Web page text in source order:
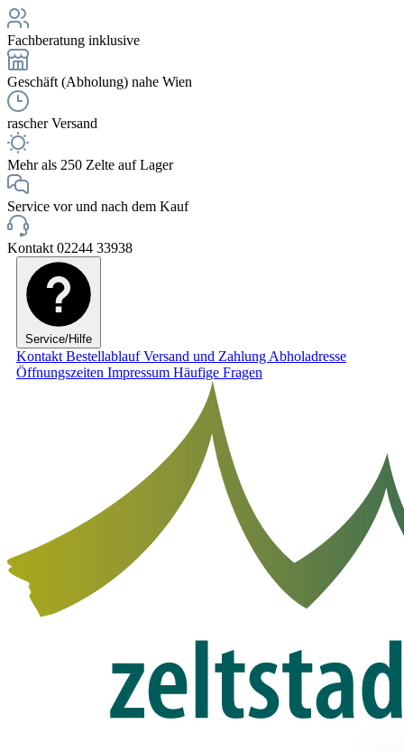
Fachberatung inklusive
Geschäft (Abholung) nahe Wien
rascher Versand
Mehr als 250 Zelte auf Lager
Service vor und nach dem Kauf
Kontakt 02244 33938
Service/Hilfe
Kontakt BestellablaufVersand und Zahlung Abholadresse
Öffnungszeiten Impressum Häufige Fragen